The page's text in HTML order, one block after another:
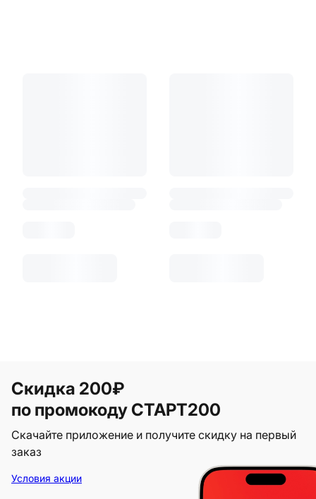
Скидка 200₽
по промокоду СТАРТ200
Скачайте приложение и получите скидку на первый
заказ
Условия акции